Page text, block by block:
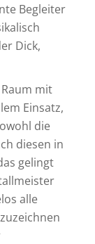
Begleiter
Dick,
mit
Einsatz,
die
diesen in
gelingt
alle